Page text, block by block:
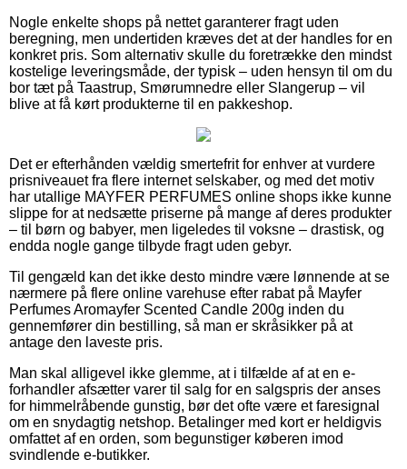
Nogle enkelte shops på nettet garanterer fragt uden
beregning, men undertiden kræves det at der handles for en
konkret pris. Som alternativ skulle du foretrække den mindst
kostelige leveringsmåde, der typisk – uden hensyn til om du
bor tæt på Taastrup, Smørumnedre eller Slangerup – vil
blive at få kørt produkterne til en pakkeshop.
Det er efterhånden vældig smertefrit for enhver at vurdere
prisniveauet fra flere internet selskaber, og med det motiv
har utallige MAYFER PERFUMES online shops ikke kunne
slippe for at nedsætte priserne på mange af deres produkter
– til børn og babyer, men ligeledes til voksne – drastisk, og
endda nogle gange tilbyde fragt uden gebyr.
Til gengæld kan det ikke desto mindre være lønnende at se
nærmere på flere online varehuse efter rabat på Mayfer
Perfumes Aromayfer Scented Candle 200g inden du
gennemfører din bestilling, så man er skråsikker på at
antage den laveste pris.
Man skal alligevel ikke glemme, at i tilfælde af at en e-
forhandler afsætter varer til salg for en salgspris der anses
for himmelråbende gunstig, bør det ofte være et faresignal
om en snydagtig netshop. Betalinger med kort er heldigvis
omfattet af en orden, som begunstiger køberen imod
svindlende e-butikker.